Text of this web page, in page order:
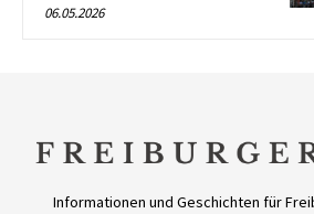
06.05.2026
Informationen und Geschichten für